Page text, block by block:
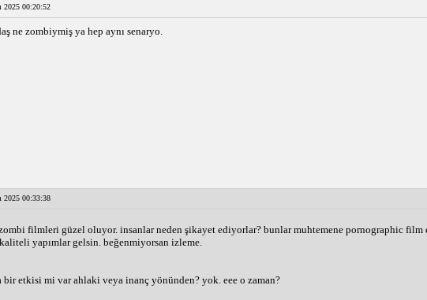
2025 00:20:52
ne zombiymiş ya hep aynı senaryo.
2025 00:33:38
filmleri güzel oluyor. insanlar neden şikayet ediyorlar? bunlar muhtemene pornographic
kaliteli yapımlar gelsin. beğenmiyorsan izleme.
bir etkisi mi var ahlaki veya inanç yönünden? yok. eee o zaman?